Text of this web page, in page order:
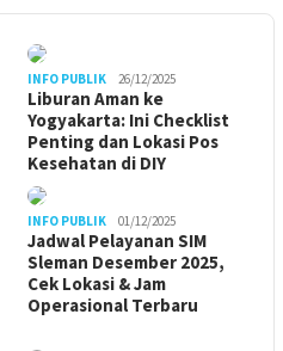
INFO PUBLIK 26/12/2025
Liburan Aman ke
Yogyakarta: Ini Checklist
Penting dan Lokasi Pos
Kesehatan di DIY
INFO PUBLIK 01/12/2025
Jadwal Pelayanan SIM
Sleman Desember 2025,
Cek Lokasi & Jam
Operasional Terbaru